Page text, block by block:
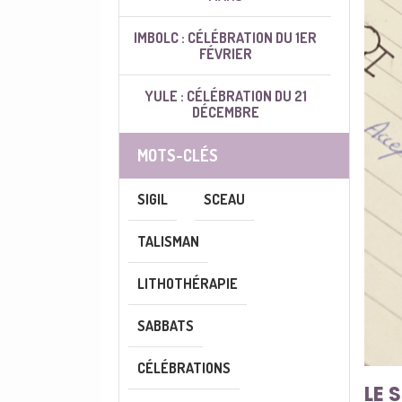
LE
IMBOLC : CÉLÉBRATION DU 1ER
FÉVRIER
YULE : CÉLÉBRATION DU 21
DÉCEMBRE
MOTS-CLÉS
SIGIL SCEAU
TALISMAN
LITHOTHÉRAPIE
SABBATS
CÉLÉBRATIONS